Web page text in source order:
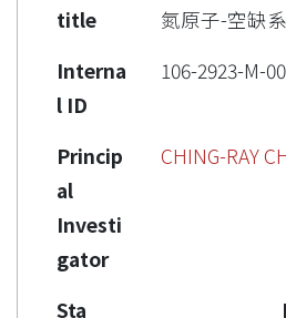
title
氮原子-空缺
Interna
l ID
106-2923-M-
Princip
al
Investi
gator
CHING-RAY
Sta